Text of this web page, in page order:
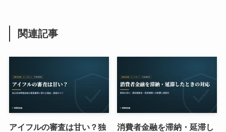
関連記事
アイフルの審査は甘い？独
消費者金融を滞納・延滞し